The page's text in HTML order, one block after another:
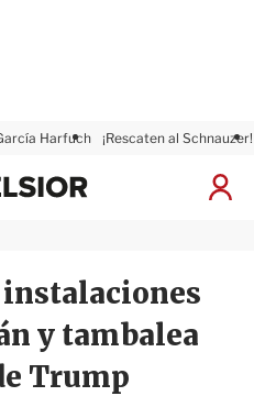
Harfuch ¡Rescaten al Schnauzer!
I
x
i
r
instalaciones
y tambalea
Trump